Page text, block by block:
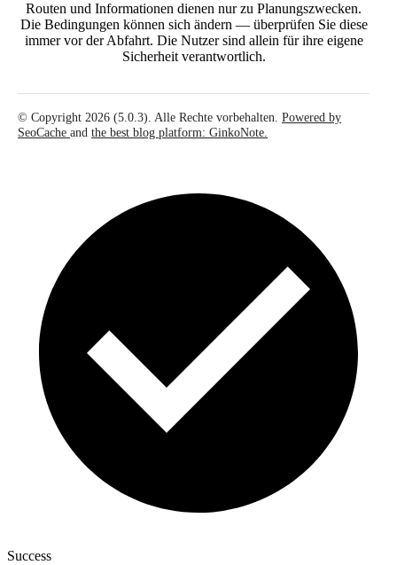
Routen und Informationen dienen nur zu Planungszwecken.
Die Bedingungen können sich ändern — überprüfen Sie diese
immer vor der Abfahrt. Die Nutzer sind allein für ihre eigene
Sicherheit verantwortlich.
© Copyright 2026 (5.0.3). Alle Rechte vorbehalten. Powered by
SeoCache and the best blog platform: GinkoNote.
Success